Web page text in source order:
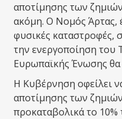
αποτίμησης των
ακόμη. Ο Νομός Άρτας,
φυσικές καταστροφές,
την ενεργοποίηση του
Ευρωπαϊκής Ένωσης θα
Η Κυβέρνηση οφείλει
αποτίμησης των
προκαταβολικά το 10%